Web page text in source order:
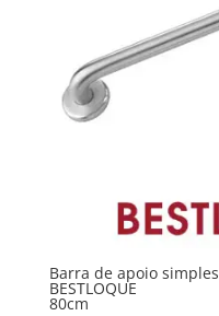
Barra de apoio simples
BESTLOQUE
80cm